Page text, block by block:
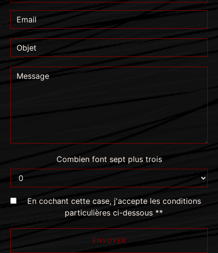
Combien font sept plus trois
En cochant cette case, j'accepte les conditions
particulières ci-dessous **
ENVOYER